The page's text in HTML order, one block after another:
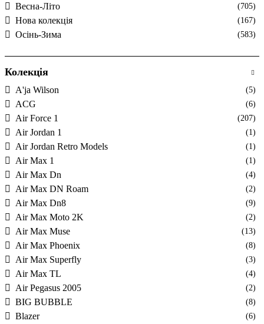
Весна-Літо (705)
Нова колекція (167)
Осінь-Зима (583)
Колекція
A'ja Wilson (5)
ACG (6)
Air Force 1 (207)
Air Jordan 1 (1)
Air Jordan Retro Models (1)
Air Max 1 (1)
Air Max Dn (4)
Air Max DN Roam (2)
Air Max Dn8 (9)
Air Max Moto 2K (2)
Air Max Muse (13)
Air Max Phoenix (8)
Air Max Superfly (3)
Air Max TL (4)
Air Pegasus 2005 (2)
BIG BUBBLE (8)
Blazer (6)